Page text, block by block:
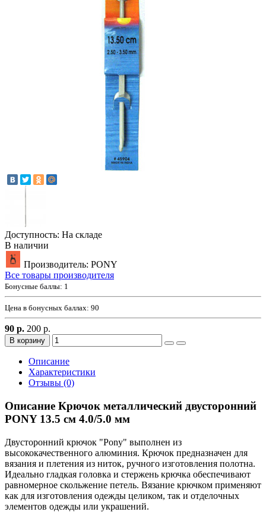
Доступность: На складе
В наличии
Производитель: PONY
Все товары производителя
Бонусные баллы: 1
Цена в бонусных баллах: 90
90 р. 200 р.
В корзину
Описание
Характеристики
Отзывы (0)
Описание Крючок металлический двусторонний
PONY 13.5 см 4.0/5.0 мм
Двусторонний крючок "Pony" выполнен из
высококачественного алюминия. Крючок предназначен для
вязания и плетения из ниток, ручного изготовления полотна.
Идеально гладкая головка и стержень крючка обеспечивают
равномерное скольжение петель. Вязание крючком применяют
как для изготовления одежды целиком, так и отделочных
элементов одежды или украшений.